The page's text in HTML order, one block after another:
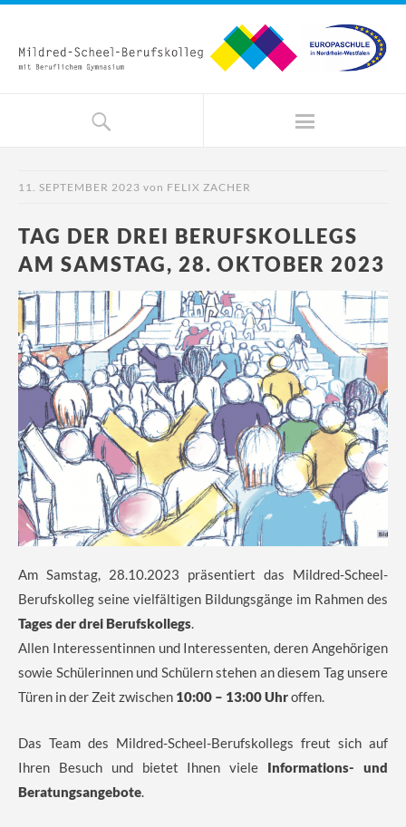
11. SEPTEMBER 2023 von FELIX ZACHER
TAG DER DREI BERUFSKOLLEGS
AM SAMSTAG, 28. OKTOBER 2023
Am Samstag, 28.10.2023 präsentiert das Mildred-Scheel-
Berufskolleg seine vielfältigen Bildungsgänge im Rahmen des
Tages der drei Berufskollegs.
Allen Interessentinnen und Interessenten, deren Angehörigen
sowie Schülerinnen und Schülern stehen an diesem Tag unsere
Türen in der Zeit zwischen 10:00 – 13:00 Uhroffen.
Das Team des Mildred-Scheel-Berufskollegs freut sich auf
Ihren Besuch und bietet Ihnen viele Informations- und
Beratungsangebote.